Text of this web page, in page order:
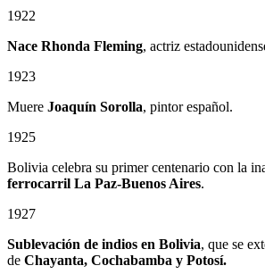
1922
Nace Rhonda Fleming, actriz
1923
Muere Joaquín Sorolla, pintor español.
1925
Bolivia celebra su primer centenario con la
ferrocarril La Paz-Buenos Aires.
1927
Sublevación de indios en Bolivia, que se
de Chayanta, Cochabamba y Potosí.